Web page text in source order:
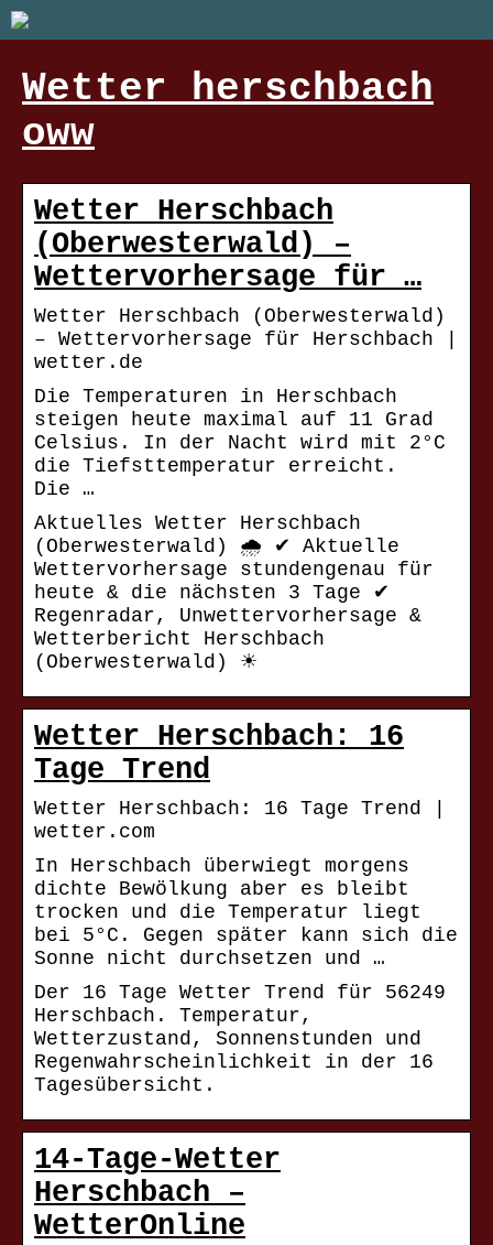
Wetter herschbach
oww
Wetter Herschbach
(Oberwesterwald) –
Wettervorhersage für …
Wetter Herschbach (Oberwesterwald)
– Wettervorhersage für Herschbach |
wetter.de
Die Temperaturen in Herschbach
steigen heute maximal auf 11 Grad
Celsius. In der Nacht wird mit 2°C
die Tiefsttemperatur erreicht.
Die …
Aktuelles Wetter Herschbach
(Oberwesterwald) 🌧️ ✔ Aktuelle
Wettervorhersage stundengenau für
heute & die nächsten 3 Tage ✔
Regenradar, Unwettervorhersage &
Wetterbericht Herschbach
(Oberwesterwald) ☀
Wetter Herschbach: 16
Tage Trend
Wetter Herschbach: 16 Tage Trend |
wetter.com
In Herschbach überwiegt morgens
dichte Bewölkung aber es bleibt
trocken und die Temperatur liegt
bei 5°C. Gegen später kann sich die
Sonne nicht durchsetzen und …
Der 16 Tage Wetter Trend für 56249
Herschbach. Temperatur,
Wetterzustand, Sonnenstunden und
Regenwahrscheinlichkeit in der 16
Tagesübersicht.
14-Tage-Wetter
Herschbach –
WetterOnline